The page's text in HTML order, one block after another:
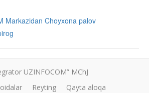
Markazidan Choyxona palov
UZINFOCOM” MChJ
Reyting Qayta aloqa